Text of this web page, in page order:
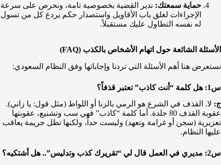
حماية سمعتك: ندير القضية بخصوصية تامة، ونحرص على سرعة
الإجراءات لغلق باب الأقاويل واستصدار حكم يردع كل من تسول
له نفسه التطاول عليك مستقبلاً.
الأسئلة الشائعة حول اتهام الأشخاص بالكذب (FAQ)
نستعرض هنا أهم الأسئلة التي تردنا وإجاباتها وفق النظام السعودي:
س1: هل كلمة “أنت كاذب” تعتبر قذفاً؟
ج: لا. القذف في الشرع هو الرمي بالزنا أو اللواط (مثل قول: يا زاني).
عقوبة القذف 80 جلدة. أما كلمة “كاذب” فهي سب وتشنيع، عقوبتها
تعزيرية (سجن أو غرامة وتعهد) وليست حداً، ولكنها تظل جريمة يعاقب
عليها النظام.
س2: مديري في العمل قال لي “تقريرك كذب وتدليس”.. هل أشتكيه؟